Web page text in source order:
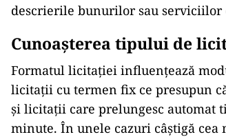
descrierile bunurilor sau serviciilor